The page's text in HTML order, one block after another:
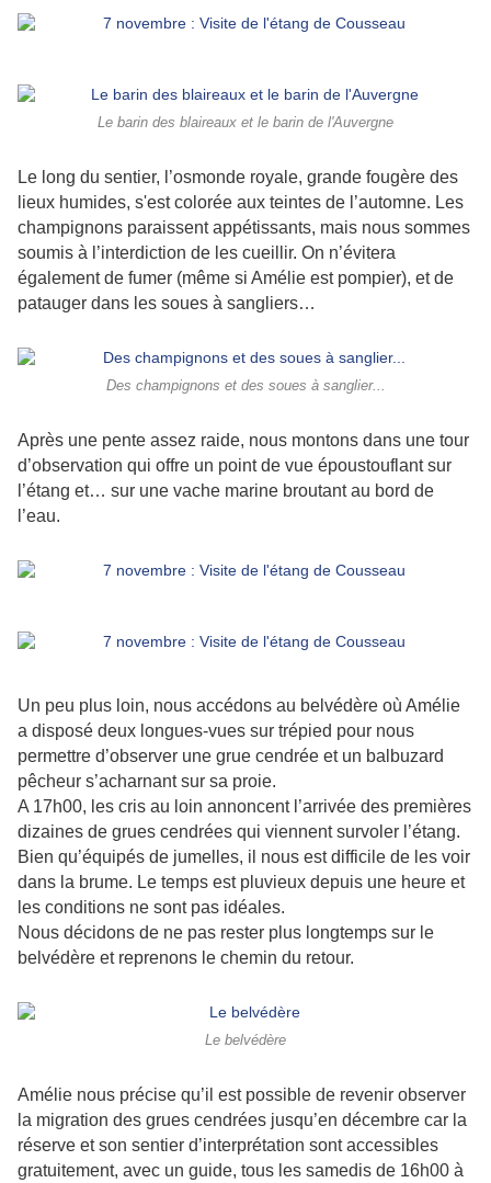
Le barin des blaireaux et le barin de l'Auvergne
Le long du sentier, l’osmonde royale, grande fougère des
lieux humides, s'est colorée aux teintes de l’automne. Les
champignons paraissent appétissants, mais nous sommes
soumis à l’interdiction de les cueillir. On n’évitera
également de fumer (même si Amélie est pompier), et de
patauger dans les soues à sangliers…
Des champignons et des soues à sanglier...
Après une pente assez raide, nous montons dans une tour
d’observation qui offre un point de vue époustouflant sur
l’étang et… sur une vache marine broutant au bord de
l’eau.
Un peu plus loin, nous accédons au belvédère où Amélie
a disposé deux longues-vues sur trépied pour nous
permettre d’observer une grue cendrée et un balbuzard
pêcheur s’acharnant sur sa proie.
A 17h00, les cris au loin annoncent l’arrivée des premières
dizaines de grues cendrées qui viennent survoler l’étang.
Bien qu’équipés de jumelles, il nous est difficile de les voir
dans la brume. Le temps est pluvieux depuis une heure et
les conditions ne sont pas idéales.
Nous décidons de ne pas rester plus longtemps sur le
belvédère et reprenons le chemin du retour.
Le belvédère
Amélie nous précise qu’il est possible de revenir observer
la migration des grues cendrées jusqu’en décembre car la
réserve et son sentier d’interprétation sont accessibles
gratuitement, avec un guide, tous les samedis de 16h00 à